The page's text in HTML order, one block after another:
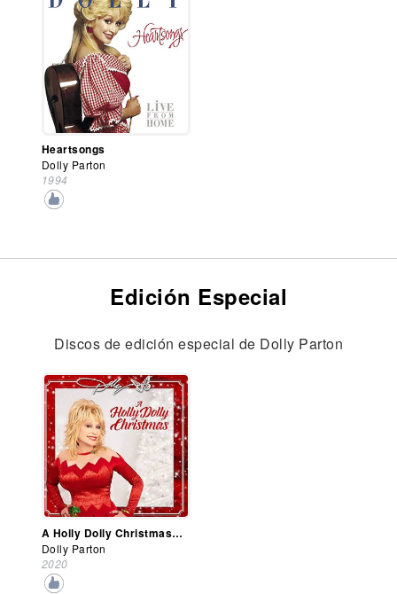
Heartsongs
Dolly Parton
1994
Edición Especial
Discos de edición especial de Dolly Parton
A Holly Dolly Christmas (Bonus Version)
Dolly Parton
2020